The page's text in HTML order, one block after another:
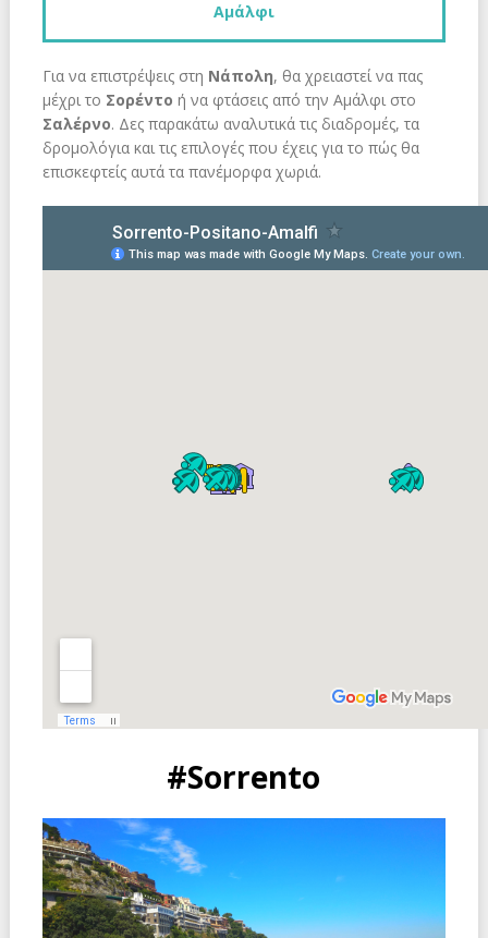
Αμάλφι
Για να επιστρέψεις στη Νάπολη, θα χρειαστεί να πας
μέχρι το Σορέντο ή να φτάσεις από την Αμάλφι στο
Σαλέρνο. Δες παρακάτω αναλυτικά τις διαδρομές, τα
δρομολόγια και τις επιλογές που έχεις για το πώς θα
επισκεφτείς αυτά τα πανέμορφα χωριά.
#Sorrento